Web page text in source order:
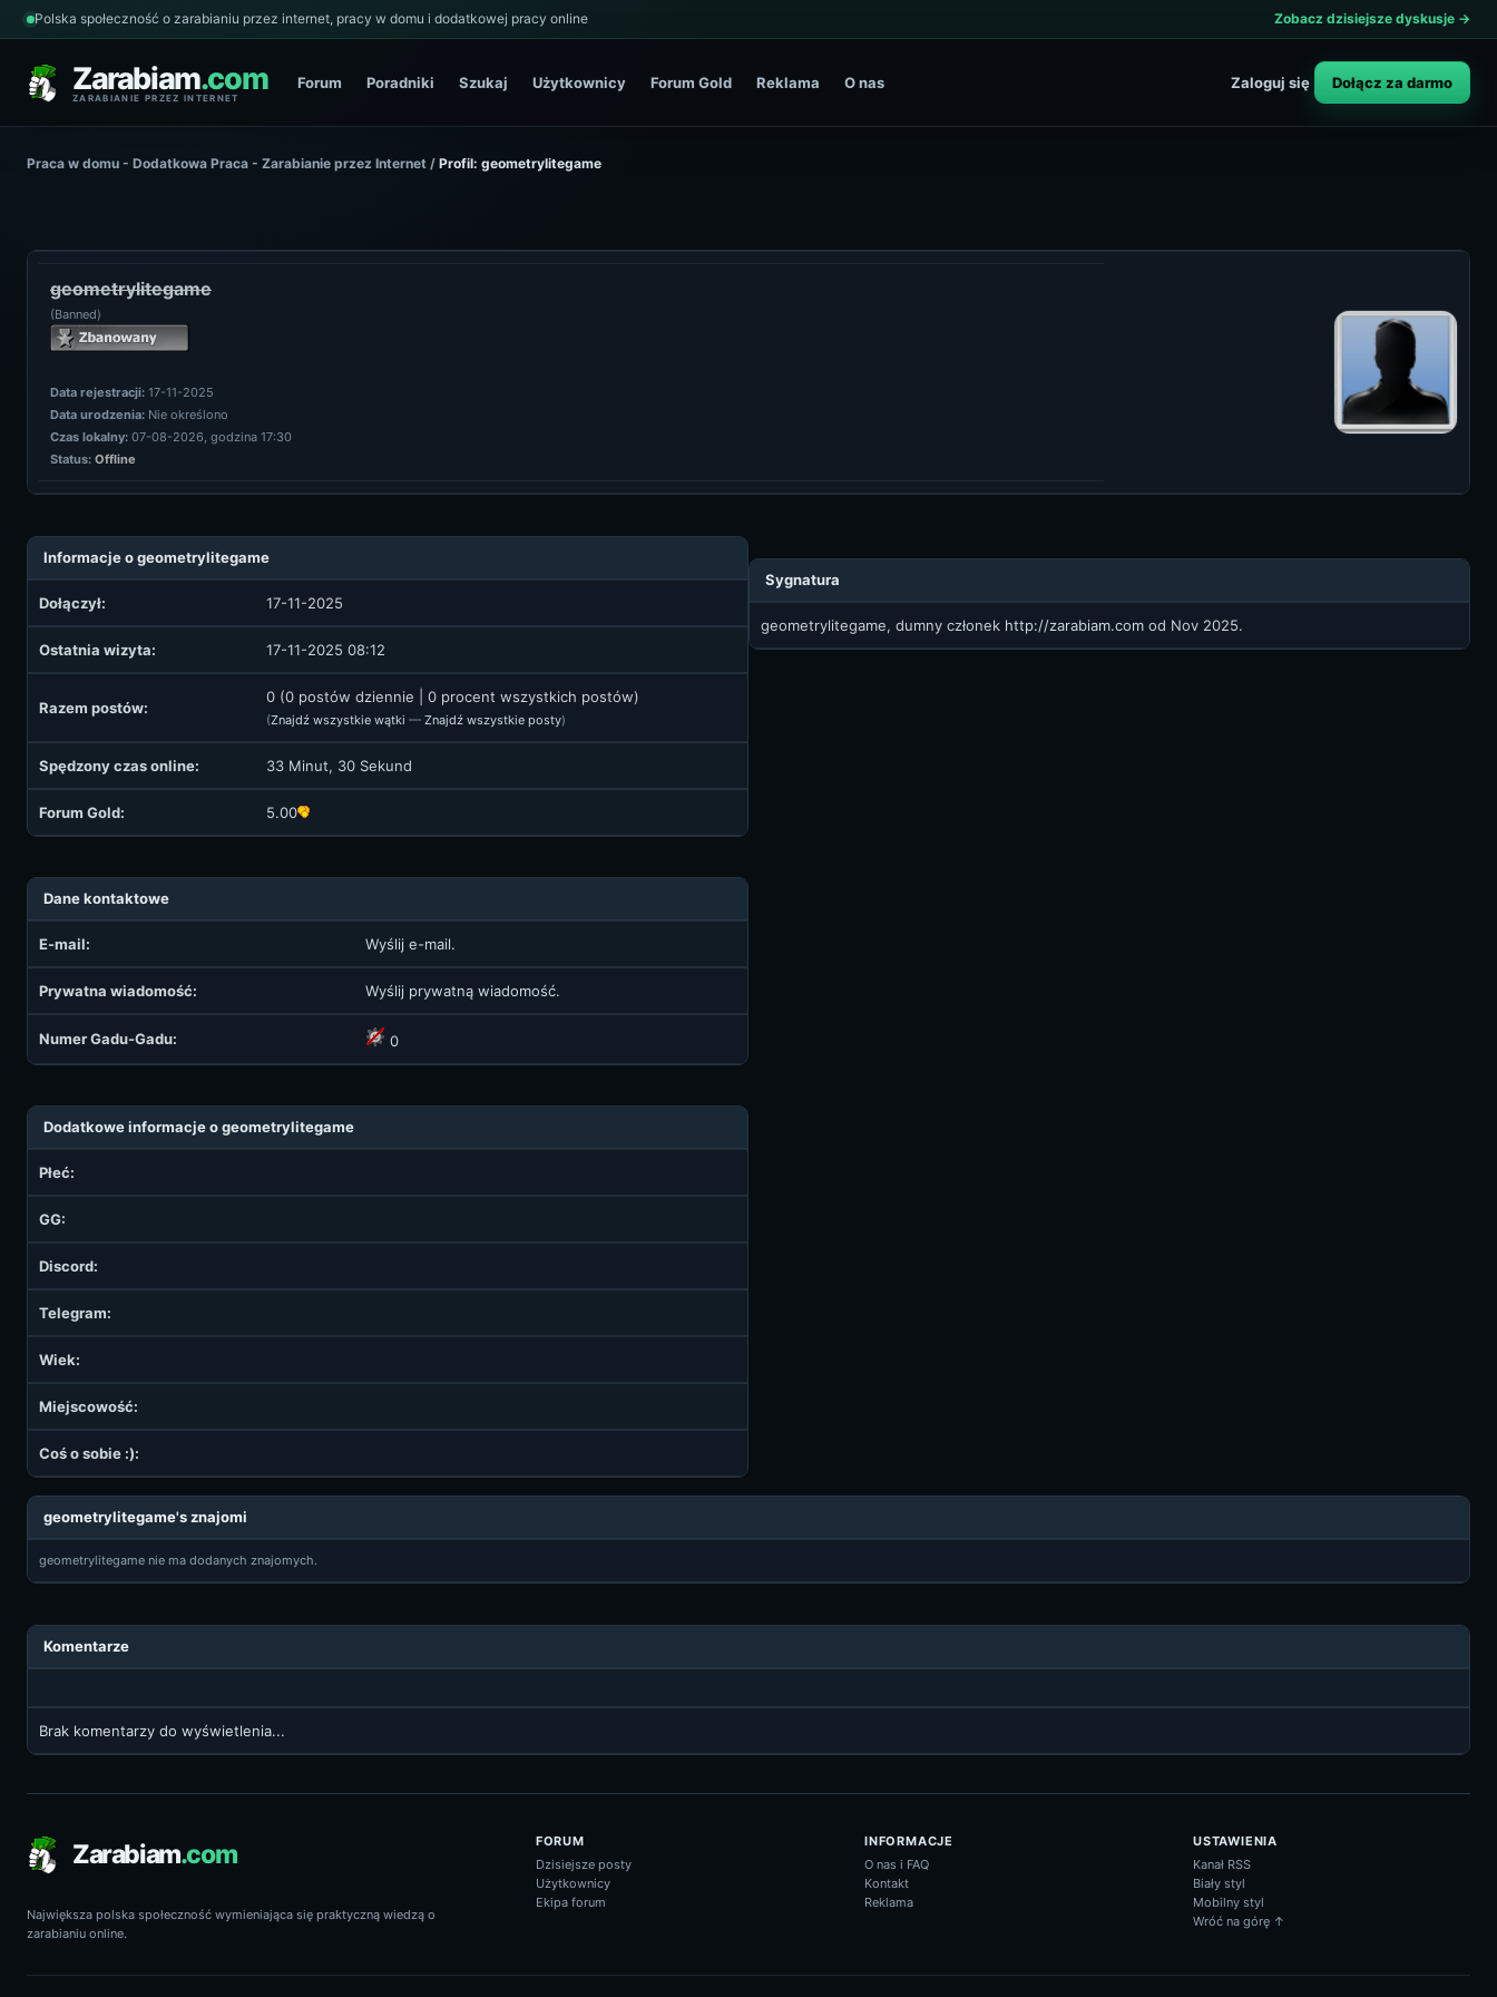
Polska społeczność o zarabianiu przez internet, pracy w domu i dodatkowej pracy online Zobacz dzisiejsze dyskusje →
Zarabiam.com
ZARABIANIE PRZEZ INTERNET
Forum Poradniki Szukaj Użytkownicy Forum Gold Reklama O nas Zaloguj się Dołącz za darmo
Praca w domu - Dodatkowa Praca - Zarabianie przez Internet / Profil: geometrylitegame
geometrylitegame
(Banned)
Data rejestracji: 17-11-2025
Data urodzenia: Nie określono
Czas lokalny: 07-08-2026, godzina 17:30
Status: Offline
Informacje o geometrylitegame
Dołączył: 17-11-2025
Ostatnia wizyta: 17-11-2025 08:12
Razem postów:
0 (0 postów dziennie | 0 procent wszystkich postów)
(Znajdź wszystkie wątki — Znajdź wszystkie posty)
Spędzony czas online: 33 Minut, 30 Sekund
Forum Gold: 5.00
Dane kontaktowe
E-mail: Wyślij e-mail.
Prywatna wiadomość: Wyślij prywatną wiadomość.
Numer Gadu-Gadu: 0
Dodatkowe informacje o geometrylitegame
Płeć:
GG:
Discord:
Telegram:
Wiek:
Miejscowość:
Coś o sobie :):
Sygnatura
geometrylitegame, dumny członek http://zarabiam.com od Nov 2025.
geometrylitegame's znajomi
geometrylitegame nie ma dodanych znajomych.
Komentarze
Brak komentarzy do wyświetlenia...
Zarabiam.com
Największa polska społeczność wymieniająca się praktyczną wiedzą o
zarabianiu online.
FORUM
Dzisiejsze posty
Użytkownicy
Ekipa forum
INFORMACJE
O nas i FAQ
Kontakt
Reklama
USTAWIENIA
Kanał RSS
Biały styl
Mobilny styl
Wróć na górę ↑